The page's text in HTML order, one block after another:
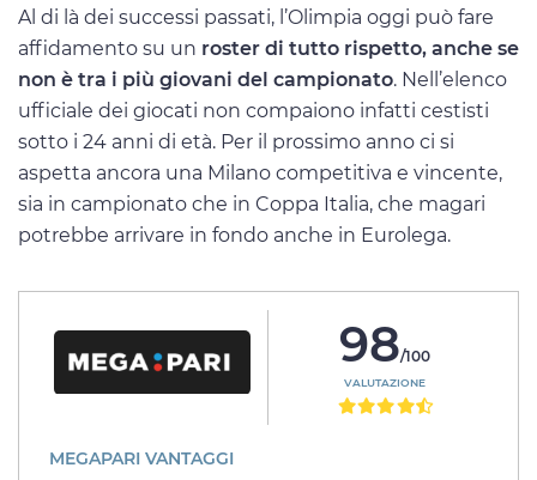
Al di là dei successi passati, l’Olimpia oggi può fare
affidamento su un roster di tutto rispetto, anche se
non è tra i più giovani del campionato. Nell’elenco
ufficiale dei giocati non compaiono infatti cestisti
sotto i 24 anni di età. Per il prossimo anno ci si
aspetta ancora una Milano competitiva e vincente,
sia in campionato che in Coppa Italia, che magari
potrebbe arrivare in fondo anche in Eurolega.
98/100
VALUTAZIONE
MEGAPARI VANTAGGI